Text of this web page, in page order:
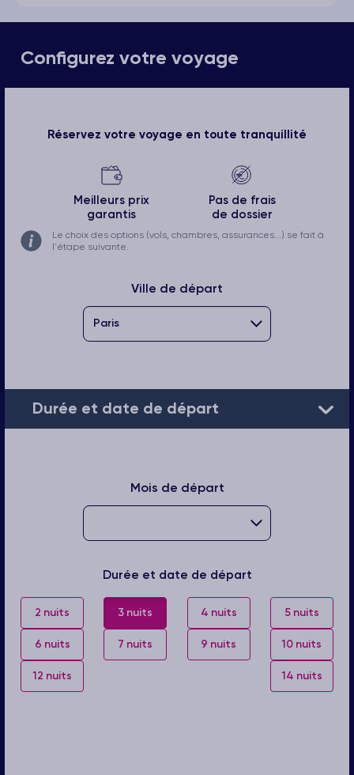
Configurez votre voyage
Réservez votre voyage en toute tranquillité
Meilleurs prix
garantis
Pas de frais
de dossier
Le choix des options (vols, chambres, assurances...) se fait à
l'étape suivante.
Ville de départ
Durée et date de départ
Mois de départ
Durée et date de départ
2 nuits 3 nuits 4 nuits 5 nuits
6 nuits 7 nuits 9 nuits 10 nuits
12 nuits 14 nuits